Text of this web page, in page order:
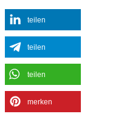
teilen
teilen
teilen
merken